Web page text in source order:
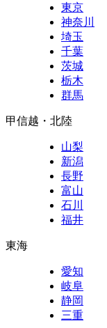
東京
神奈川
埼玉
千葉
茨城
栃木
群馬
甲信越・北陸
山梨
新潟
長野
富山
石川
福井
東海
愛知
岐阜
静岡
三重